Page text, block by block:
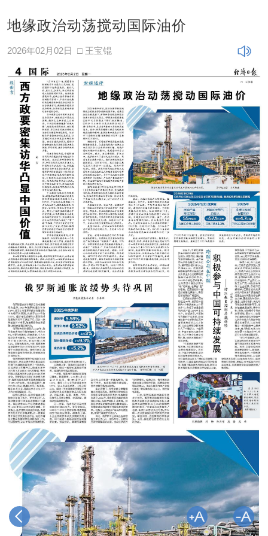
地缘政治动荡搅动国际油价
2026年02月02日 □ 王宝锟